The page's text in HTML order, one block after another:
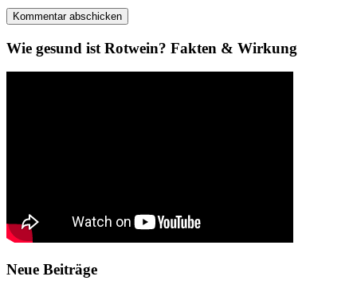
Wie gesund ist Rotwein? Fakten & Wirkung
Neue Beiträge